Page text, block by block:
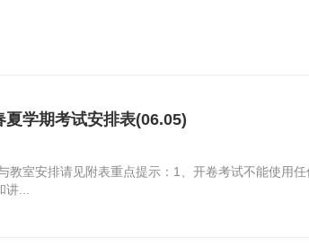
夏学期考试安排表(06.05)
教室安排请见附表重点提示：1、开卷考试不能使用
...